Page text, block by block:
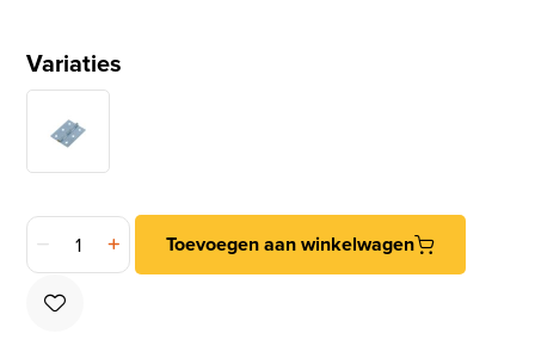
Variaties
DX Smalscharnier met vaste pen 50x39 mm vermessingd
Toevoegen aan winkelwagen